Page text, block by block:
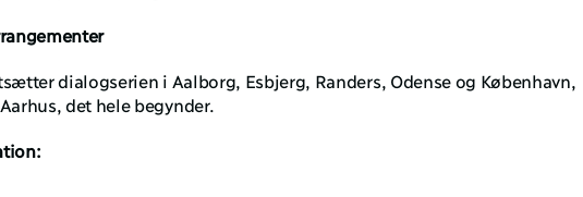
dialogserien i Aalborg, Esbjerg, Randers, Odense og København,
det hele begynder.